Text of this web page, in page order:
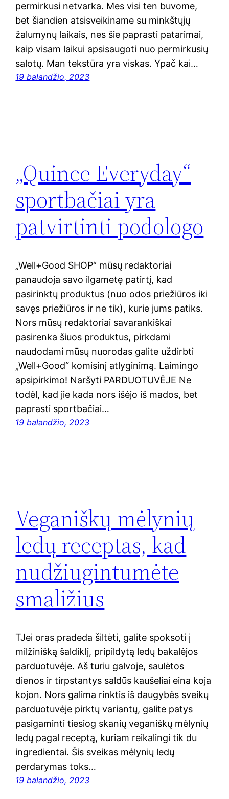
permirkusi netvarka. Mes visi ten buvome,
bet šiandien atsisveikiname su minkštųjų
žalumynų laikais, nes šie paprasti patarimai,
kaip visam laikui apsisaugoti nuo permirkusių
salotų. Man tekstūra yra viskas. Ypač kai…
19 balandžio, 2023
„Quince Everyday“
sportbačiai yra
patvirtinti podologo
„Well+Good SHOP“ mūsų redaktoriai
panaudoja savo ilgametę patirtį, kad
pasirinktų produktus (nuo odos priežiūros iki
savęs priežiūros ir ne tik), kurie jums patiks.
Nors mūsų redaktoriai savarankiškai
pasirenka šiuos produktus, pirkdami
naudodami mūsų nuorodas galite uždirbti
„Well+Good“ komisinį atlyginimą. Laimingo
apsipirkimo! Naršyti PARDUOTUVĖJE Ne
todėl, kad jie kada nors išėjo iš mados, bet
paprasti sportbačiai…
19 balandžio, 2023
Veganiškų mėlynių
ledų receptas, kad
nudžiugintumėte
smaližius
TJei oras pradeda šiltėti, galite spoksoti į
milžinišką šaldiklį, pripildytą ledų bakalėjos
parduotuvėje. Aš turiu galvoje, saulėtos
dienos ir tirpstantys saldūs kaušeliai eina koja
kojon. Nors galima rinktis iš daugybės sveikų
parduotuvėje pirktų variantų, galite patys
pasigaminti tiesiog skanių veganiškų mėlynių
ledų pagal receptą, kuriam reikalingi tik du
ingredientai. Šis sveikas mėlynių ledų
perdarymas toks…
19 balandžio, 2023